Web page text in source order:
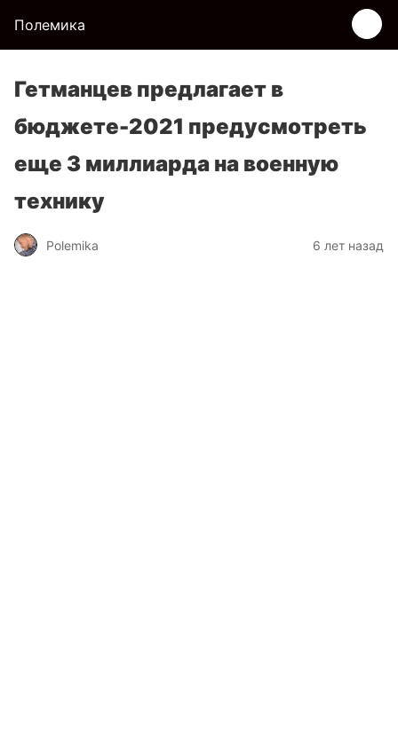
Полемика
Гетманцев предлагает в
бюджете-2021 предусмотреть
еще 3 миллиарда на военную
технику
Polemika 6 лет назад